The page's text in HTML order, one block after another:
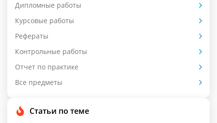
Дипломные работы
Курсовые работы
Рефераты
Контрольные работы
Отчет по практике
Все предметы
Статьи по теме